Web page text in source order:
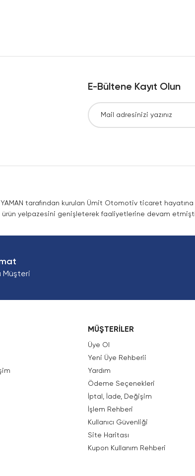
E-Bültene Kayıt Olun
tarafından kurulan Ümit Otomotiv ticaret
yelpazesini genişleterek faaliyetlerine devam
Müşteri
MÜŞTERİLER
Üye Ol
Yeni Üye Rehberii
Yardım
Ödeme Seçenekleri
İptal, İade, Değişim
İşlem Rehberi
Kullanıcı Güvenliği
Site Haritası
Kupon Kullanım Rehberi